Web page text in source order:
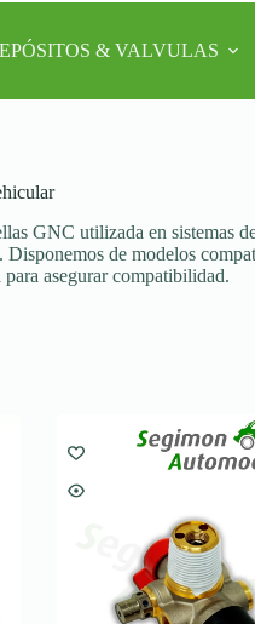
& VALVULAS
GNC utilizada en sistemas
de modelos
asegurar compatibilidad.